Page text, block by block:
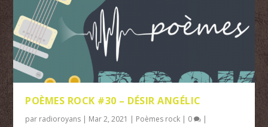
POÈMES ROCK #30 – DÉSIR ANGÉLIC
par radioroyans | Mar 2, 2021 | Poèmes rock | 0 |